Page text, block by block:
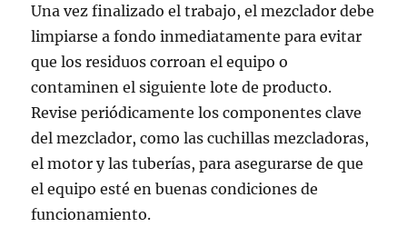
Una vez finalizado el trabajo, el mezclador debe
limpiarse a fondo inmediatamente para evitar
que los residuos corroan el equipo o
contaminen el siguiente lote de producto.
Revise periódicamente los componentes clave
del mezclador, como las cuchillas mezcladoras,
el motor y las tuberías, para asegurarse de que
el equipo esté en buenas condiciones de
funcionamiento.